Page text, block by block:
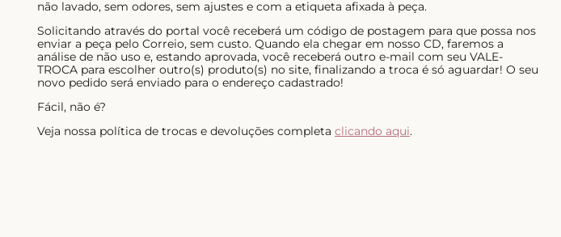
não lavado, sem odores, sem ajustes e com a etiqueta afixada à peça.
Solicitando através do portal você receberá um código de postagem para que possa nos
enviar a peça pelo Correio, sem custo. Quando ela chegar em nosso CD, faremos a
análise de não uso e, estando aprovada, você receberá outro e-mail com seu VALE-
TROCA para escolher outro(s) produto(s) no site, finalizando a troca é só aguardar! O seu
novo pedido será enviado para o endereço cadastrado!
Fácil, não é?
Veja nossa política de trocas e devoluções completa clicando aqui.